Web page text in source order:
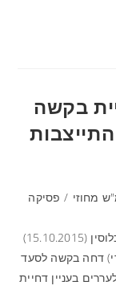
בקשה
מחוזי / פסיקה
עמ"נ (ת"א) 4807-10-15 ברקטאב נ' רשות האוכלוסין (15.10.2015)
דחה בקשה לסעד
בעניין דחיית